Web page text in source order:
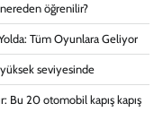
nereden öğrenilir?
Tüm Oyunlara Geliyor
yüksek seviyesinde
Bu 20 otomobil kapış kapış